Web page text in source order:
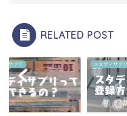
RELATED POST
ィサプリ スタディサプリ